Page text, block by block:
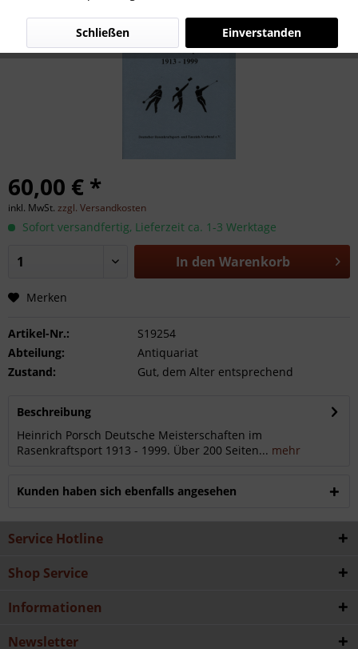
60,00 € *
inkl. MwSt. zzgl. Versandkosten
Sofort versandfertig, Lieferzeit ca. 1-3 Werktage
In den Warenkorb
Merken
Artikel-Nr.:
S19254
Abteilung:
Antiquariat
Zustand:
Gut, dem Alter entsprechend
Beschreibung
Heinrich Porsch Deutsche Meisterschaften im
Rasenkraftsport 1913 - 1999. Über 200 Seiten... mehr
Kunden haben sich ebenfalls angesehen
Service Hotline
Shop Service
Informationen
Newsletter
Einverstanden
Schließen